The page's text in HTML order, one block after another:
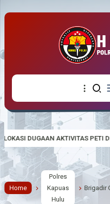
PETI DI SUNGAI EMPALAK
Home
Polres
Kapuas
Hulu